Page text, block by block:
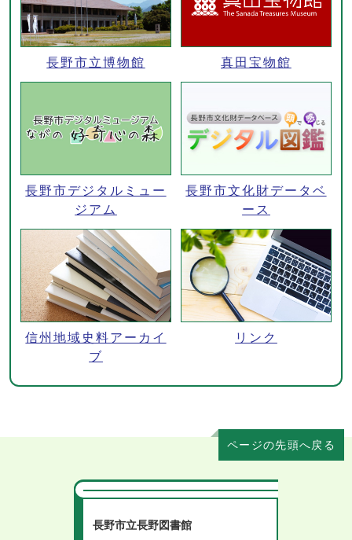
長野市立博物館 真田宝物館
長野市デジタルミュー
ジアム
長野市文化財データベ
ース
信州地域史料アーカイ
ブ
リンク
ページの先頭へ戻る
長野市立長野図書館